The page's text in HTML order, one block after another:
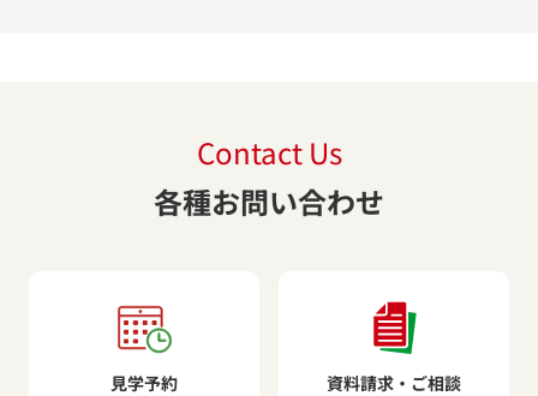
Contact Us
各種お問い合わせ
見学予約 資料請求・ご相談